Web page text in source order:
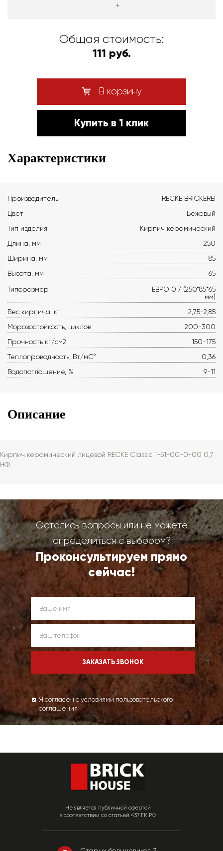
+
Общая стоимость:
111 руб.
В корзину
Купить в 1 клик
Характеристики
Производитель
RECKE BRICKEREI
Цвет
Бежевый
Тип изделия
Кирпич керамический
Длина, мм
250
Ширина, мм
85
Высота, мм
65
Типоразмер
ЕВРО 0.7 (250*85*65
мм)
Вес кирпича, кг
2,75-2,85
Морозостойкость, циклов
200-300
Прочность кг/см2
150-175
Теплопроводность, Вт/мС°
0,36
Водопоглощение, %
9-11
Описание
Кирпич керамический лицевой RECKE Сlassic 1-51-00-0-00 0,7
НФ
Остались вопросы или не можете
определиться с выбором?
Проконсультируем прямо
сейчас!
Я согласен с условиями пользовательского
соглашения
Не является публичной офертой
в соответствии со статьей 437 ГК РФ